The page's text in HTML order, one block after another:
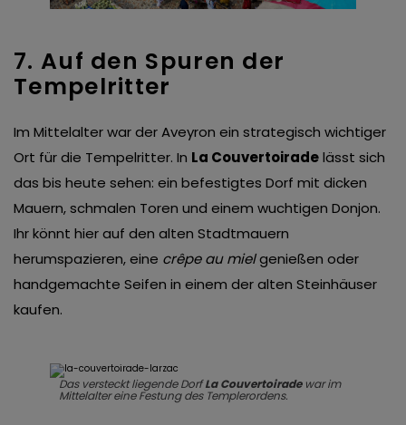
7. Auf den Spuren der
Tempelritter
Im Mittelalter war der Aveyron ein strategisch wichtiger
Ort für die Tempelritter. In La Couvertoiradelässt sich
das bis heute sehen: ein befestigtes Dorf mit dicken
Mauern, schmalen Toren und einem wuchtigen Donjon.
Ihr könnt hier auf den alten Stadtmauern
herumspazieren, eine crêpe au mielgenießen oder
handgemachte Seifen in einem der alten Steinhäuser
kaufen.
Das versteckt liegende DorfLa Couvertoiradewar im
Mittelalter eine Festung des Templerordens.